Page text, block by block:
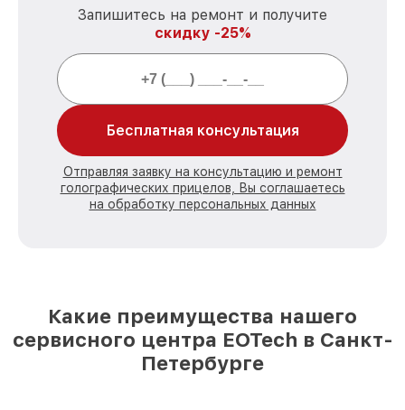
Запишитесь на ремонт и получите
скидку -25%
Бесплатная консультация
Отправляя заявку на консультацию и ремонт
голографических прицелов, Вы соглашаетесь
на обработку персональных данных
Какие преимущества нашего
сервисного центра EOTech в Санкт-
Петербурге